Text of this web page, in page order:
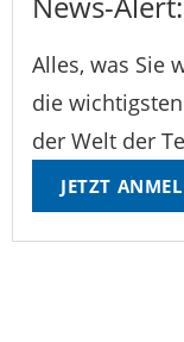
Alles, was Sie
die
der Welt der
JETZT